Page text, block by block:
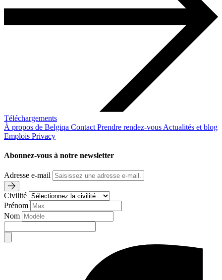
Téléchargements
À propos de Belgiqa Contact Prendre rendez-vous Actualités et blog
Emplois Privacy
Abonnez-vous à notre newsletter
Adresse e-mail
Civilité
Prénom
Nom